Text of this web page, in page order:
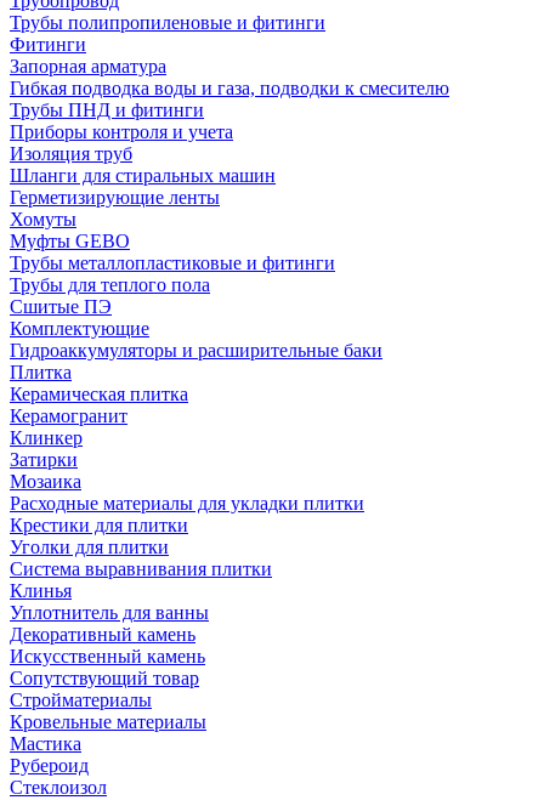
Трубы полипропиленовые и фитинги
Фитинги
Запорная арматура
Гибкая подводка воды и газа, подводки к смесителю
Трубы ПНД и фитинги
Приборы контроля и учета
Изоляция труб
Шланги для стиральных машин
Герметизирующие ленты
Хомуты
Муфты GEBO
Трубы металлопластиковые и фитинги
Трубы для теплого пола
Сшитые ПЭ
Комплектующие
Гидроаккумуляторы и расширительные баки
Плитка
Керамическая плитка
Керамогранит
Клинкер
Затирки
Мозаика
Расходные материалы для укладки плитки
Крестики для плитки
Уголки для плитки
Система выравнивания плитки
Клинья
Уплотнитель для ванны
Декоративный камень
Искусственный камень
Сопутствующий товар
Стройматериалы
Кровельные материалы
Мастика
Рубероид
Стеклоизол